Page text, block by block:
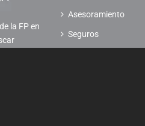
la FP en
Asesoramiento
Seguros